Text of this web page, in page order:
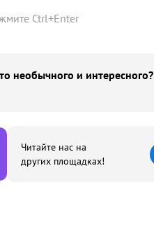
Ctrl+Enter
необычного и интересного?
Читайте нас на
других площадках!